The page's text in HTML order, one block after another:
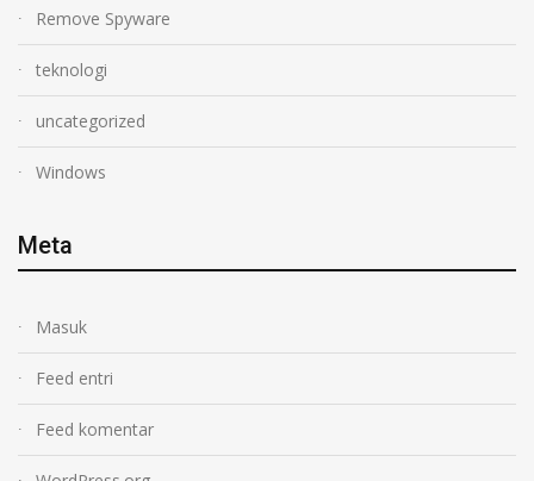
Remove Spyware
teknologi
uncategorized
Windows
Meta
Masuk
Feed entri
Feed komentar